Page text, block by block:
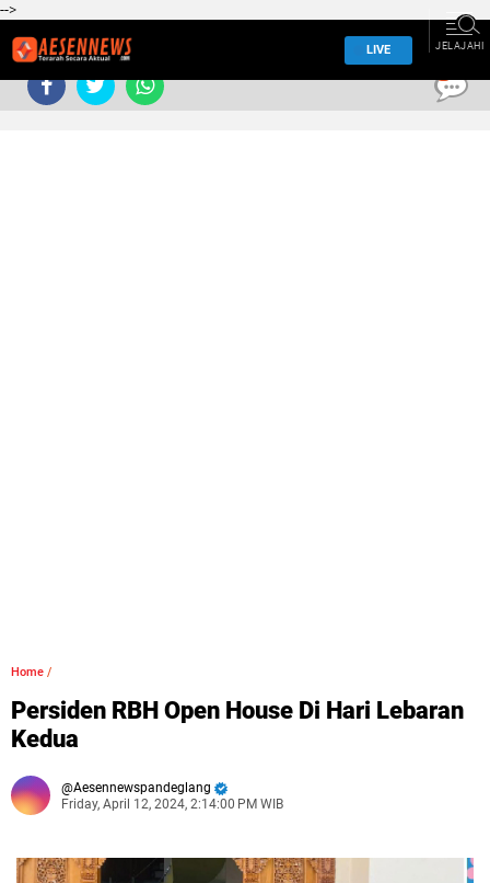
-->
LIVE JELAJAHI
Home /
Persiden RBH Open House Di Hari Lebaran
Kedua
Aesennewspandeglang
Friday, April 12, 2024, 2:14:00 PM WIB